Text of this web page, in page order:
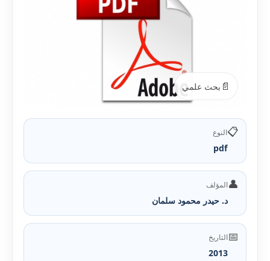
📄 بحث علمي
📋النوع
pdf
👤المؤلف
د. حيدر محمود سلمان
📅التاريخ
2013